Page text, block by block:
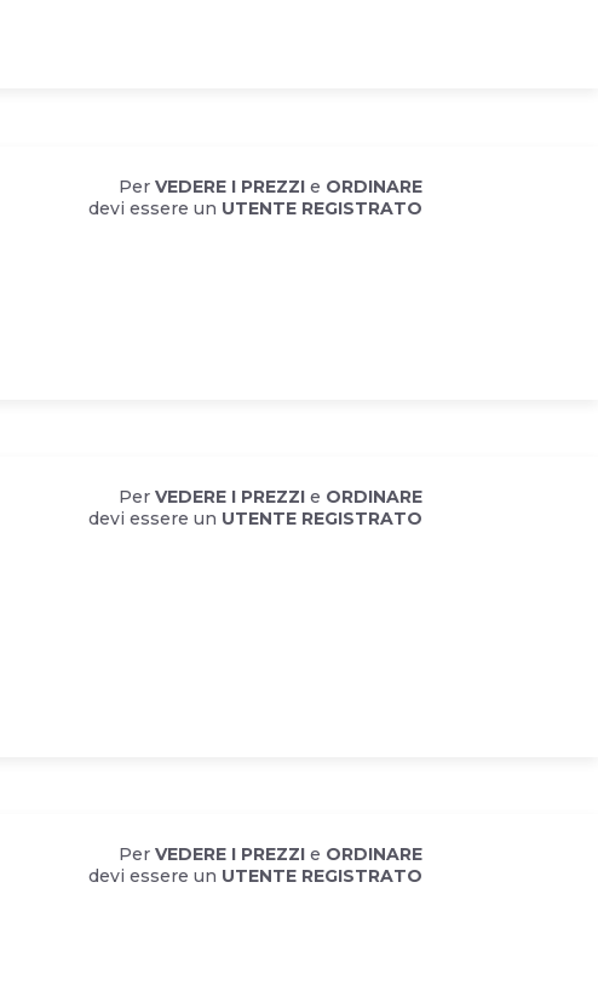
Per VEDERE I PREZZIe ORDINARE
devi essere un UTENTE REGISTRATO
Per VEDERE I PREZZIe ORDINARE
devi essere un UTENTE REGISTRATO
Per VEDERE I PREZZIe ORDINARE
devi essere un UTENTE REGISTRATO